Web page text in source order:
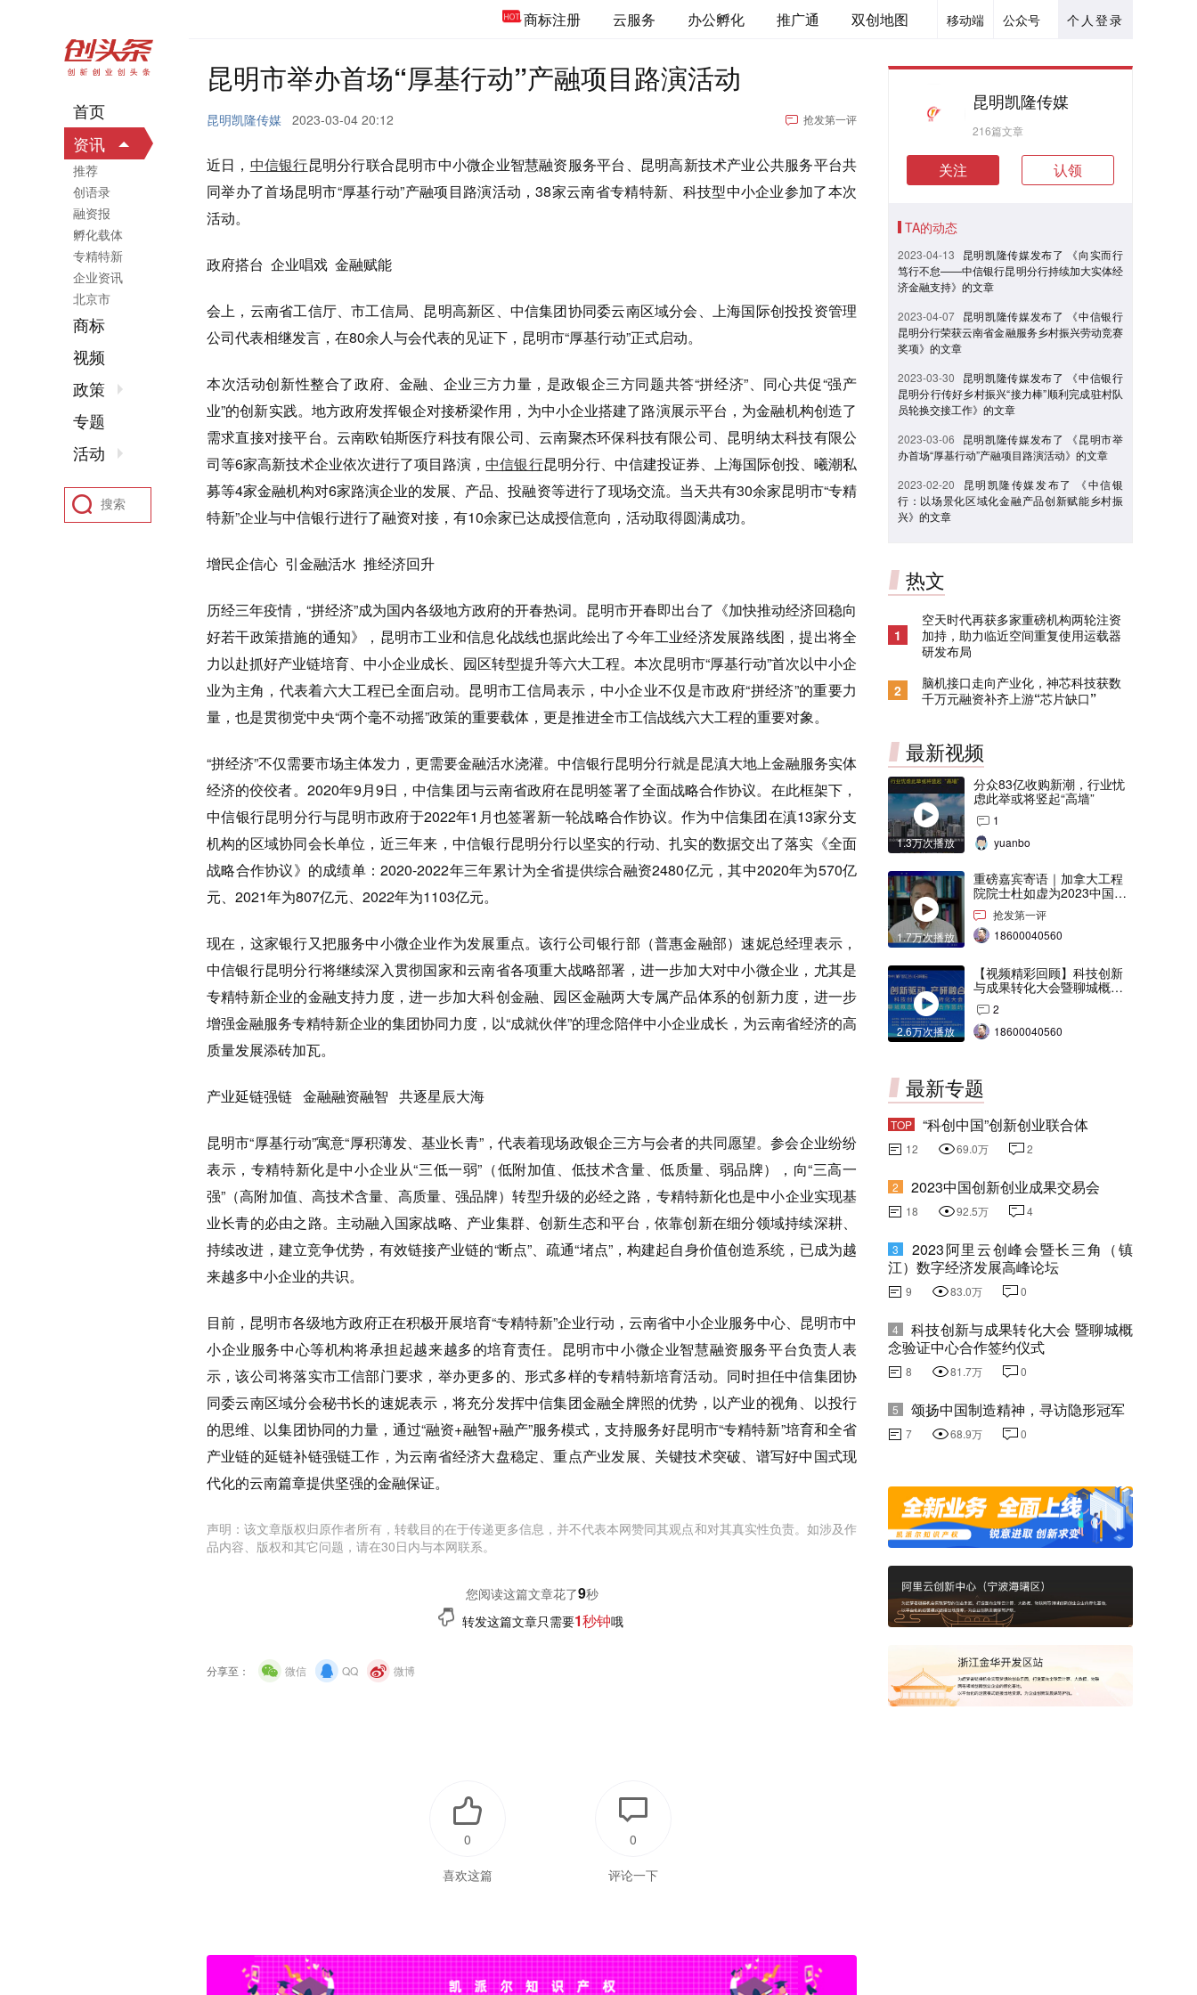
个人登录
公众号
移动端
商标注册 云服务 办公孵化 推广通 双创地图
昆明市举办首场“厚基行动”产融项目路演活动
昆明凯隆传媒 2023-03-04 20:12 抢发第一评
近日， 中信银行昆明分行联合昆明市中小微企业智慧融资服务平台、昆明高新技术产业公共服务平台共
同举办了首场昆明市“厚基行动”产融项目路演活动，38家云南省专精特新、科技型中小企业参加了本次
活动。
政府搭台 企业唱戏 金融赋能
会上，云南省工信厅、市工信局、昆明高新区、中信集团协同委云南区域分会、上海国际创投投资管理
公司代表相继发言，在80余人与会代表的见证下，昆明市“厚基行动”正式启动。
本次活动创新性整合了政府、金融、企业三方力量，是政银企三方同题共答“拼经济”、同心共促“强产
业”的创新实践。地方政府发挥银企对接桥梁作用，为中小企业搭建了路演展示平台，为金融机构创造了
需求直接对接平台。云南欧铂斯医疗科技有限公司、云南聚杰环保科技有限公司、昆明纳太科技有限公
司等6家高新技术企业依次进行了项目路演， 中信银行昆明分行、中信建投证券、上海国际创投、曦潮私
募等4家金融机构对6家路演企业的发展、产品、投融资等进行了现场交流。当天共有30余家昆明市“专精
特新”企业与中信银行进行了融资对接，有10余家已达成授信意向，活动取得圆满成功。
增民企信心 引金融活水 推经济回升
历经三年疫情，“拼经济”成为国内各级地方政府的开春热词。昆明市开春即出台了《加快推动经济回稳向
好若干政策措施的通知》，昆明市工业和信息化战线也据此绘出了今年工业经济发展路线图，提出将全
力以赴抓好产业链培育、中小企业成长、园区转型提升等六大工程。本次昆明市“厚基行动”首次以中小企
业为主角，代表着六大工程已全面启动。昆明市工信局表示，中小企业不仅是市政府“拼经济”的重要力
量，也是贯彻党中央“两个毫不动摇”政策的重要载体，更是推进全市工信战线六大工程的重要对象。
“拼经济”不仅需要市场主体发力，更需要金融活水浇灌。中信银行昆明分行就是昆滇大地上金融服务实体
经济的佼佼者。2020年9月9日，中信集团与云南省政府在昆明签署了全面战略合作协议。在此框架下，
中信银行昆明分行与昆明市政府于2022年1月也签署新一轮战略合作协议。作为中信集团在滇13家分支
机构的区域协同会长单位，近三年来，中信银行昆明分行以坚实的行动、扎实的数据交出了落实《全面
战略合作协议》的成绩单：2020-2022年三年累计为全省提供综合融资2480亿元，其中2020年为570亿
元、2021年为807亿元、2022年为1103亿元。
现在，这家银行又把服务中小微企业作为发展重点。该行公司银行部（普惠金融部）速妮总经理表示，
中信银行昆明分行将继续深入贯彻国家和云南省各项重大战略部署，进一步加大对中小微企业，尤其是
专精特新企业的金融支持力度，进一步加大科创金融、园区金融两大专属产品体系的创新力度，进一步
增强金融服务专精特新企业的集团协同力度，以“成就伙伴”的理念陪伴中小企业成长，为云南省经济的高
质量发展添砖加瓦。
产业延链强链 金融融资融智 共逐星辰大海
昆明市“厚基行动”寓意“厚积薄发、基业长青”，代表着现场政银企三方与会者的共同愿望。参会企业纷纷
表示，专精特新化是中小企业从“三低一弱”（低附加值、低技术含量、低质量、弱品牌），向“三高一
强”（高附加值、高技术含量、高质量、强品牌）转型升级的必经之路，专精特新化也是中小企业实现基
业长青的必由之路。主动融入国家战略、产业集群、创新生态和平台，依靠创新在细分领域持续深耕、
持续改进，建立竞争优势，有效链接产业链的“断点”、疏通“堵点”，构建起自身价值创造系统，已成为越
来越多中小企业的共识。
目前，昆明市各级地方政府正在积极开展培育“专精特新”企业行动，云南省中小企业服务中心、昆明市中
小企业服务中心等机构将承担起越来越多的培育责任。昆明市中小微企业智慧融资服务平台负责人表
示，该公司将落实市工信部门要求，举办更多的、形式多样的专精特新培育活动。同时担任中信集团协
同委云南区域分会秘书长的速妮表示，将充分发挥中信集团金融全牌照的优势，以产业的视角、以投行
的思维、以集团协同的力量，通过“融资+融智+融产”服务模式，支持服务好昆明市“专精特新”培育和全省
产业链的延链补链强链工作，为云南省经济大盘稳定、重点产业发展、关键技术突破、谱写好中国式现
代化的云南篇章提供坚强的金融保证。
声明：该文章版权归原作者所有，转载目的在于传递更多信息，并不代表本网赞同其观点和对其真实性负责。如涉及作
品内容、版权和其它问题，请在30日内与本网联系。
您阅读这篇文章花了10秒
转发这篇文章只需要1秒钟哦
分享至： 微信 QQ 微博
喜欢这篇
0
评论一下
0
昆明凯隆传媒
216篇文章
关注 认领
TA的动态
2023-04-13
昆明凯隆传媒发布了 《向实而行
笃行不怠——中信银行昆明分行持续加大实体经
济金融支持》的文章
2023-04-07 昆明凯隆传媒发布了 《中信银行
昆明分行荣获云南省金融服务乡村振兴劳动竞赛
奖项》的文章
2023-03-30
昆明凯隆传媒发布了 《中信银行
昆明分行传好乡村振兴“接力棒”顺利完成驻村队
员轮换交接工作》的文章
2023-03-06
昆明凯隆传媒发布了 《昆明市举
办首场“厚基行动”产融项目路演活动》的文章
2023-02-20
昆明凯隆传媒发布了 《中信银
行：以场景化区域化金融产品创新赋能乡村振
兴》的文章
热文
1
空天时代再获多家重磅机构两轮注资
加持，助力临近空间重复使用运载器
研发布局
2
脑机接口走向产业化，神芯科技获数
千万元融资补齐上游“芯片缺口”
最新视频
1.3万次播放
分众83亿收购新潮，行业忧
虑此举或将竖起“高墙”
1
yuanbo
1.7万次播放
重磅嘉宾寄语｜加拿大工程
院院士杜如虚为2023中国创
交会打Call！
抢发第一评
18600040560
2.6万次播放
【视频精彩回顾】科技创新
与成果转化大会暨聊城概念
验证中心合作签约仪式
2
18600040560
最新专题
TOP “科创中国”创新创业联合体
12 69.0万 2
2 2023中国创新创业成果交易会
18 92.5万 4
3
2023阿里云创峰会暨长三角（镇
江）数字经济发展高峰论坛
9 83.0万 0
4
科技创新与成果转化大会 暨聊城概
念验证中心合作签约仪式
8 81.7万 0
5 颂扬中国制造精神，寻访隐形冠军
7 68.9万 0
首页
资讯
推荐
创语录
融资报
孵化载体
专精特新
企业资讯
北京市
商标
视频
政策
专题
活动